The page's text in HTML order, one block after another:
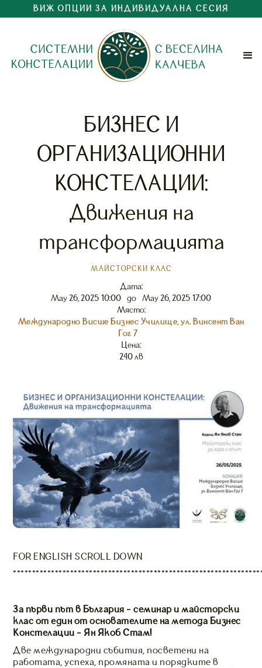
ВИЖ ОПЦИИ ЗА ИНДИВИДУАЛНА СЕСИЯ
БИЗНЕС И
ОРГАНИЗАЦИОННИ
КОНСТЕЛАЦИИ:
Движения на
трансформацията
МАЙСТОРСКИ КЛАС
Дата:
May 26, 2025 10:00
до
May 26, 2025 17:00
Място:
Международно Висше Бизнес Училище, ул. Винсент Ван
Гог 7
Цена:
240 лв
FOR ENGLISH SCROLL DOWN
За първи път в България - семинар и майсторски
клас от един от основателите на метода Бизнес
Констелации - Ян Якоб Стам!
Две международни събития, посветени на
работата, успеха, промяната и порядките в